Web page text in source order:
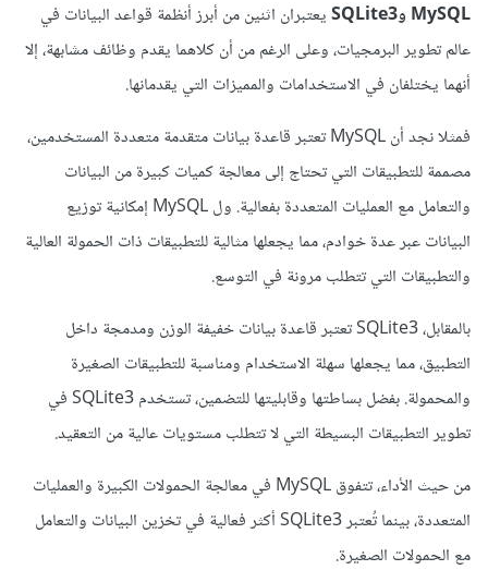
MySQL وSQLite3
يعتبران اثنين من أبرز أنظمة قواعد البيانات في
عالم تطوير البرمجيات، وعلى الرغم من أن كلاهما يقدم وظائف مشابهة، إلا
أنهما يختلفان في الاستخدامات والمميزات التي يقدمانها.
فمثلا نجد أن MySQL تعتبر قاعدة بيانات متقدمة متعددة المستخدمين،
مصممة للتطبيقات التي تحتاج إلى معالجة كميات كبيرة من البيانات
والتعامل مع العمليات المتعددة بفعالية. ول MySQL إمكانية توزيع
البيانات عبر عدة خوادم، مما يجعلها مثالية للتطبيقات ذات الحمولة العالية
والتطبيقات التي تتطلب مرونة في التوسع.
بالمقابل، SQLite3 تعتبر قاعدة بيانات خفيفة الوزن ومدمجة داخل
التطبيق، مما يجعلها سهلة الاستخدام ومناسبة للتطبيقات الصغيرة
والمحمولة. بفضل بساطتها وقابليتها للتضمين، تستخدم SQLite3 في
تطوير التطبيقات البسيطة التي لا تتطلب مستويات عالية من التعقيد.
من حيث الأداء، تتفوق MySQL في معالجة الحمولات الكبيرة والعمليات
المتعددة، بينما تُعتبر SQLite3 أكثر فعالية في تخزين البيانات والتعامل
مع الحمولات الصغيرة.